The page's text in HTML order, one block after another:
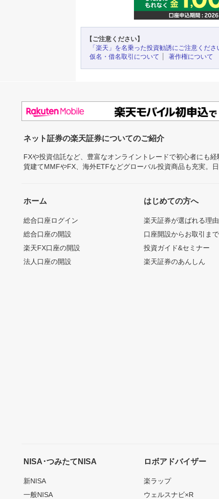
【ご注意ください】
「楽天」を名乗った投資勧誘にご注意くださ
仮名・借名取引について
著作権について
ネット証券の楽天証券についてのご紹介
FXや投資信託など、豊富なオンライントレードで初心者にも
貨建てMMFやFX、海外ETFなどグローバル投資商品も充実。
ホーム
総合口座ログイン
総合口座の開設
楽天FX口座の開設
法人口座の開設
はじめての方へ
楽天証券が選ばれる理由
口座開設からお取引ま
投資ガイド&セミナー
楽天証券のあんしん
NISA･つみたてNISA
新NISA
一般NISA
ロボアドバイザー
楽ラップ
ウェルスナビ×R